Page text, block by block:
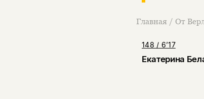
Главная / От
148 / 6’17
Екатерина